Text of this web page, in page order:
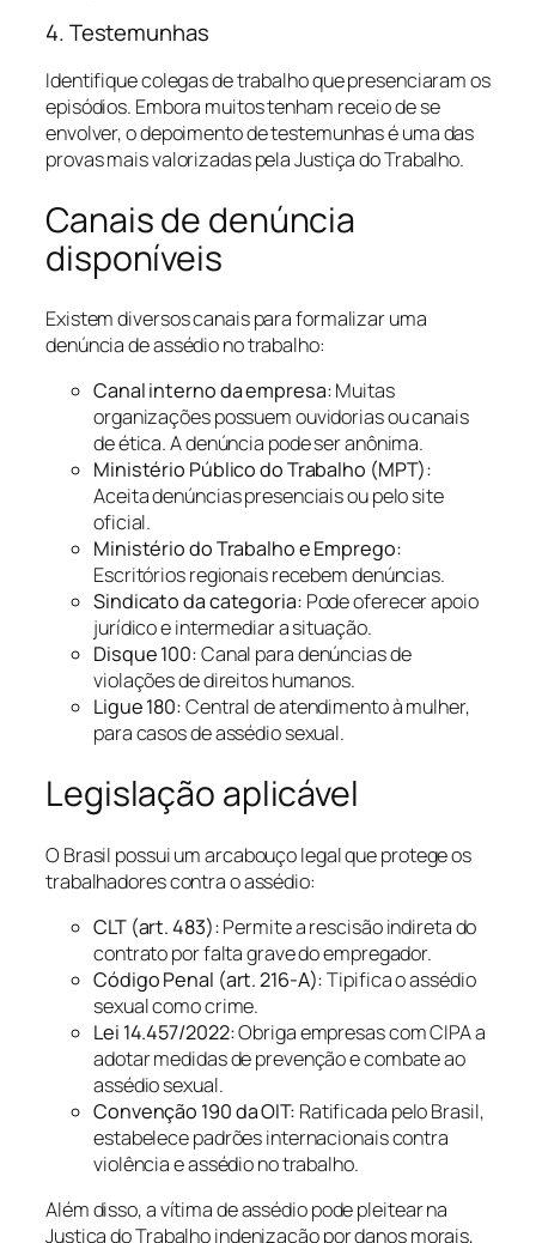
4. Testemunhas
Identifique colegas de trabalho que presenciaram os
episódios. Embora muitos tenham receio de se
envolver, o depoimento de testemunhas é uma das
provas mais valorizadas pela Justiça do Trabalho.
Canais de denúncia
disponíveis
Existem diversos canais para formalizar uma
denúncia de assédio no trabalho:
Canal interno da empresa:Muitas
organizações possuem ouvidorias ou canais
de ética. A denúncia pode ser anônima.
Ministério Público do Trabalho (MPT):
Aceita denúncias presenciais ou pelo site
oficial.
Ministério do Trabalho e Emprego:
Escritórios regionais recebem denúncias.
Sindicato da categoria: Pode oferecer apoio
jurídico e intermediar a situação.
Disque 100:Canal para denúncias de
violações de direitos humanos.
Ligue 180:Central de atendimento à mulher,
para casos de assédio sexual.
Legislação aplicável
O Brasil possui um arcabouço legal que protege os
trabalhadores contra o assédio:
CLT (art. 483):Permite a rescisão indireta do
contrato por falta grave do empregador.
Código Penal (art. 216-A):Tipifica o assédio
sexual como crime.
Lei 14.457/2022:Obriga empresas com CIPA a
adotar medidas de prevenção e combate ao
assédio sexual.
Convenção 190 da OIT: Ratificada pelo Brasil,
estabelece padrões internacionais contra
violência e assédio no trabalho.
Além disso, a vítima de assédio pode pleitear na
Justiça do Trabalho indenização por danos morais,